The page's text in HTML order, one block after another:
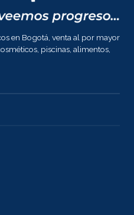
en Bogotá, venta al por mayor
piscinas, alimentos,